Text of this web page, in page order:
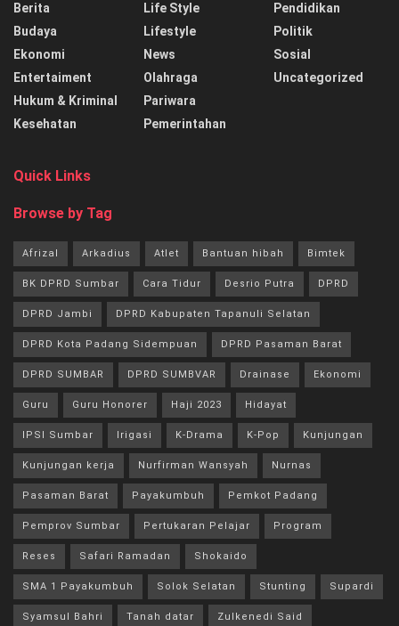
Berita
Budaya
Ekonomi
Entertaiment
Hukum & Kriminal
Kesehatan
Life Style
Lifestyle
News
Olahraga
Pariwara
Pemerintahan
Pendidikan
Politik
Sosial
Uncategorized
Quick Links
Browse by Tag
Afrizal Arkadius Atlet Bantuan hibah Bimtek
BK DPRD Sumbar Cara Tidur Desrio Putra DPRD
DPRD Jambi DPRD Kabupaten Tapanuli Selatan
DPRD Kota Padang Sidempuan DPRD Pasaman Barat
DPRD SUMBAR DPRD SUMBVAR Drainase Ekonomi
Guru Guru Honorer Haji 2023 Hidayat
IPSI Sumbar Irigasi K-Drama K-Pop Kunjungan
Kunjungan kerja Nurfirman Wansyah Nurnas
Pasaman Barat Payakumbuh Pemkot Padang
Pemprov Sumbar Pertukaran Pelajar Program
Reses Safari Ramadan Shokaido
SMA 1 Payakumbuh Solok Selatan Stunting Supardi
Syamsul Bahri Tanah datar Zulkenedi Said